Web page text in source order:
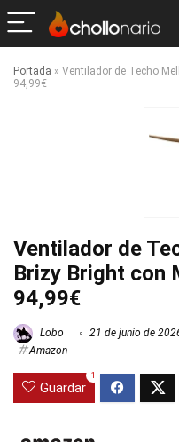
Portada » Ventilador de Techo
94,99€
Ventilador de
Brizy Bright con
94,99€
Lobo 21 de junio de
Amazon
Guardar
1